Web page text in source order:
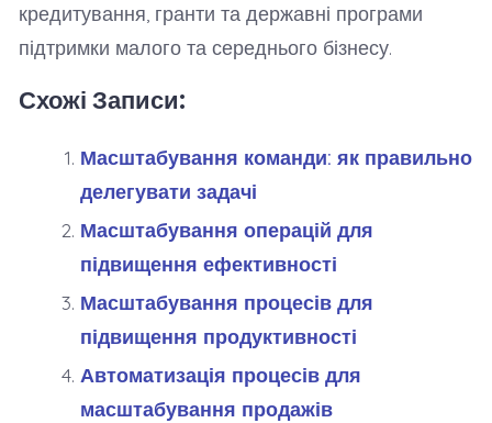
кредитування, гранти та державні програми
підтримки малого та середнього бізнесу.
Схожі Записи:
Масштабування команди: як правильно
делегувати задачі
Масштабування операцій для
підвищення ефективності
Масштабування процесів для
підвищення продуктивності
Автоматизація процесів для
масштабування продажів